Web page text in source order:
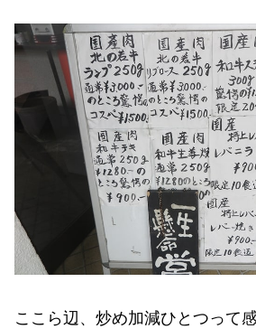
ここら辺、炒め加減ひとつって